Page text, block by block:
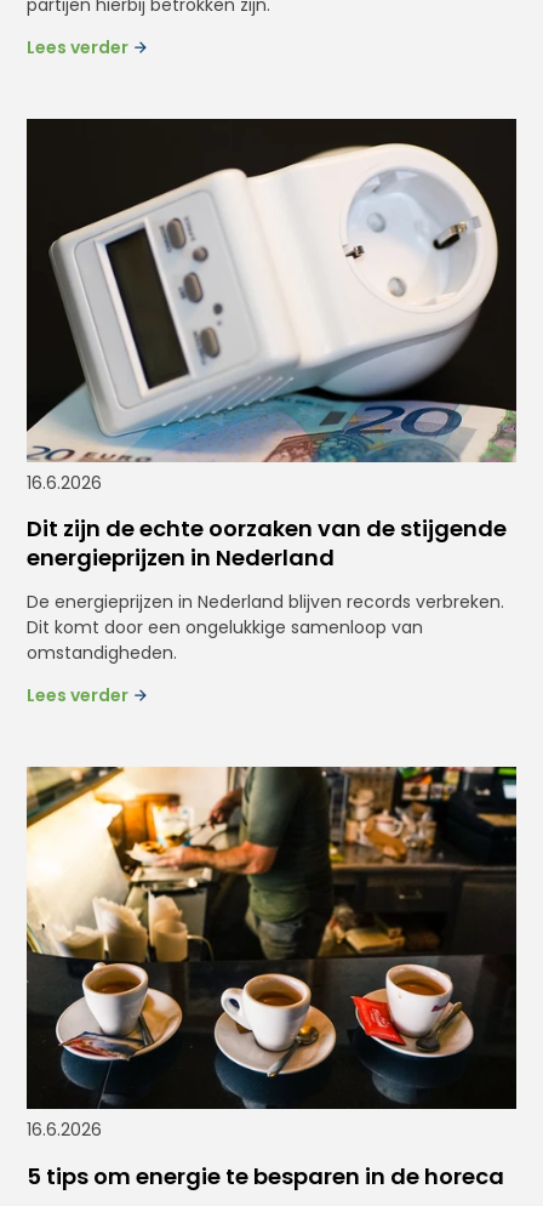
partijen hierbij betrokken zijn.
Lees verder
16.6.2026
Dit zijn de echte oorzaken van de stijgende
energieprijzen in Nederland
De energieprijzen in Nederland blijven records verbreken.
Dit komt door een ongelukkige samenloop van
omstandigheden.
Lees verder
16.6.2026
5 tips om energie te besparen in de horeca